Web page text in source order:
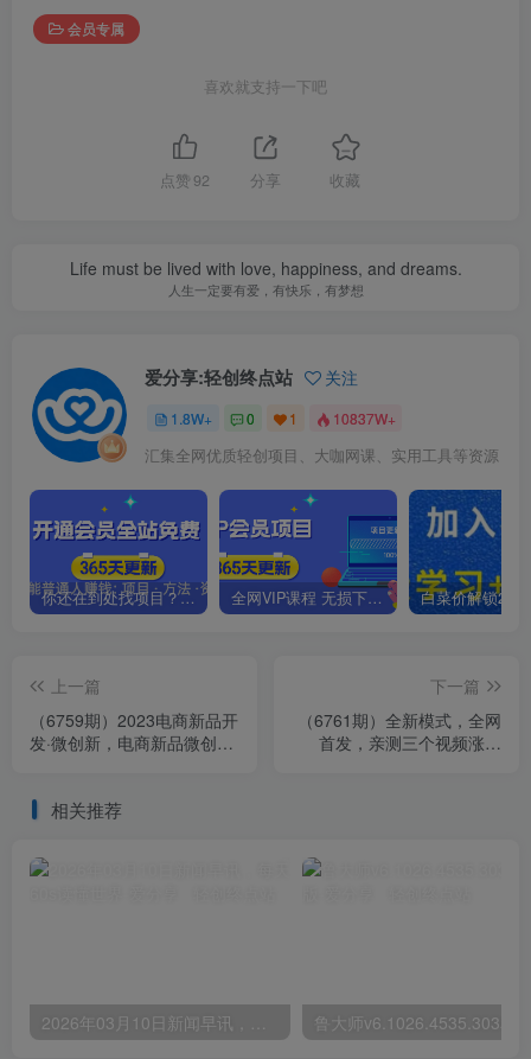
会员专属
喜欢就支持一下吧
点赞 92 分享 收藏
Life must be lived with love, happiness, and dreams.
人生一定要有爱，有快乐，有梦想
爱分享:轻创终点站 关注
1.8W+ 0 1 10837W+
汇集全网优质轻创项目、大咖网课、实用工具等资源
你还在到处找项目？还在当韭菜？我靠卖项目一个月收入5万+，曾经我也是个失败者。 全网VIP课程 无损下载~.~
上一篇
（6759期）2023电商新品开
发·微创新，电商新品微创新
下一篇
（6761期）全新模式，全网
首发，亲测三个视频涨粉
相关推荐